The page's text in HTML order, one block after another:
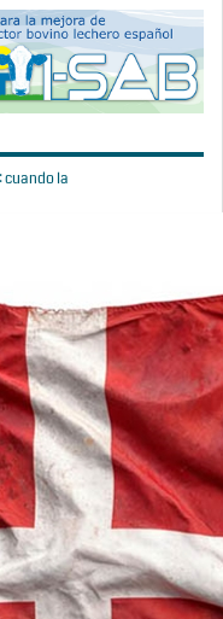
cuando la